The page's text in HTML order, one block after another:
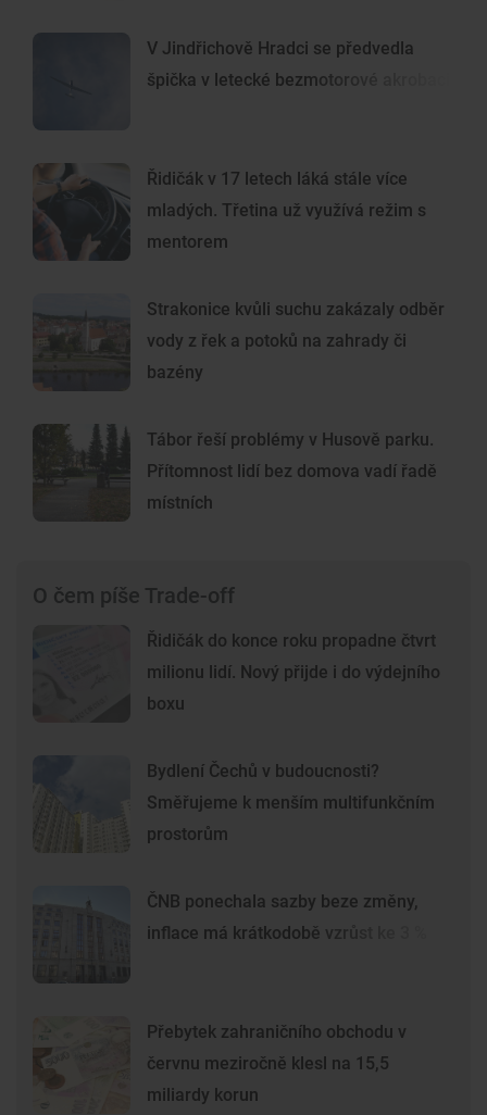
V Jindřichově Hradci se předvedla
špička v letecké bezmotorové akrobacii
Řidičák v 17 letech láká stále více
mladých. Třetina už využívá režim s
mentorem
Strakonice kvůli suchu zakázaly odběr
vody z řek a potoků na zahrady či
bazény
Tábor řeší problémy v Husově parku.
Přítomnost lidí bez domova vadí řadě
místních
O čem píše Trade-off
Řidičák do konce roku propadne čtvrt
milionu lidí. Nový přijde i do výdejního
boxu
Bydlení Čechů v budoucnosti?
Směřujeme k menším multifunkčním
prostorům
ČNB ponechala sazby beze změny,
inflace má krátkodobě vzrůst ke 3 %
Přebytek zahraničního obchodu v
červnu meziročně klesl na 15,5
miliardy korun